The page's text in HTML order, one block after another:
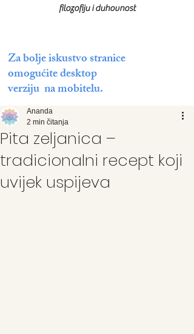
Za bolje iskustvo stranice
omogućite desktop
verziju na mobitelu.
filozofiju i duhovnost
Pita zeljanica –
tradicionalni recept koji
uvijek uspijeva
Ananda
2 min čitanja